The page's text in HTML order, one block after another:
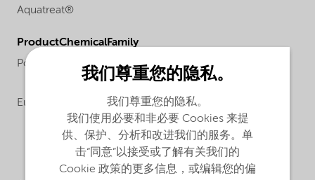
Aquatreat®
ProductChemicalFamily
Polymer
Europe, North America
我们尊重您的隐私。
我们尊重您的隐私。
我们使用必要和非必要 Cookies 来提
供、保护、分析和改进我们的服务。单
击“同意”以接受或了解有关我们的
Cookie 政策的更多信息，或编辑您的偏